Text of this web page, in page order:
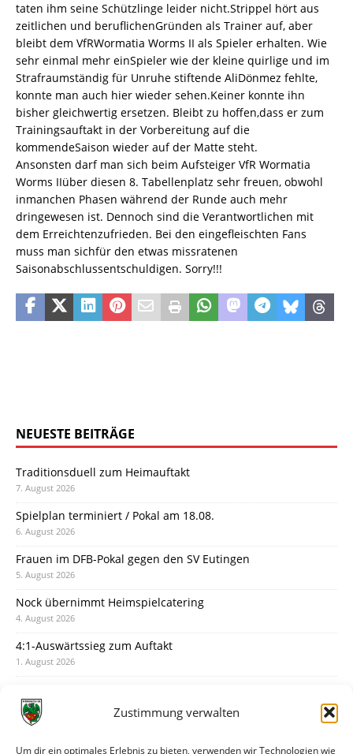
Zustimmung verwalten
Um dir ein optimales Erlebnis zu bieten, verwenden wir Technologien wie
taten ihm seine Schützlinge leider nicht.Strippel hört aus
zeitlichen und beruflichenGründen als Trainer auf, aber
bleibt dem VfRWormatia Worms II als Spieler erhalten. Wie
sehr einmal mehr einSpieler wie der kleine quirlige und im
Strafraumständig für Unruhe stiftende AliDönmez fehlte,
konnte man auch hier wieder sehen.Keiner konnte ihn
bisher gleichwertig ersetzen. Bleibt zu hoffen,dass er zum
Trainingsauftakt in der Vorbereitung auf die
kommendeSaison wieder auf der Matte steht.
Ansonsten darf man sich beim Aufsteiger VfR Wormatia
Worms IIüber diesen 8. Tabellenplatz sehr freuen, obwohl
inmanchen Phasen während der Runde auch mehr
dringewesen ist. Dennoch sind die Verantwortlichen mit
dem Erreichtenzufrieden. Bei den eingefleischten Fans
muss man sichfür den etwas missratenen
Saisonabschlussentschuldigen. Sorry!!!
NEUESTE BEITRÄGE
Traditionsduell zum Heimauftakt
7. August 2026
Spielplan terminiert / Pokal am 18.08.
6. August 2026
Frauen im DFB-Pokal gegen den SV Eutingen
5. August 2026
Nock übernimmt Heimspielcatering
4. August 2026
4:1-Auswärtssieg zum Auftakt
1. August 2026
31. Juli 2026
30. Juli 2026